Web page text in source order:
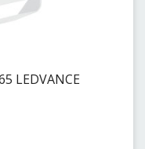
LEDVANCE